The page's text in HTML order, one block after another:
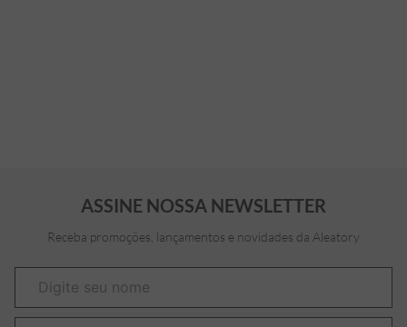
ASSINE NOSSA NEWSLETTER
Receba promoções, lançamentos e novidades da Aleatory